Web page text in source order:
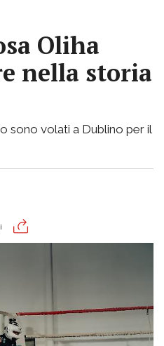
Oliha
nella storia
sono volati a Dublino per il